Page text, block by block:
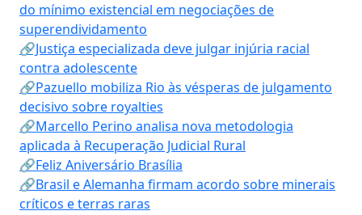
do mínimo existencial em negociações de
superendividamento
🔗Justiça especializada deve julgar injúria racial
contra adolescente
🔗Pazuello mobiliza Rio às vésperas de julgamento
decisivo sobre royalties
🔗Marcello Perino analisa nova metodologia
aplicada à Recuperação Judicial Rural
🔗Feliz Aniversário Brasília
🔗Brasil e Alemanha firmam acordo sobre minerais
críticos e terras raras